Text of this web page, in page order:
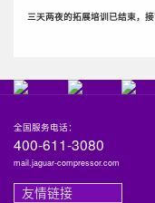
三天两夜的拓展培训已结束，
全国服务电话：
400-611-3080
mail.jaguar-compressor.com
友情链接